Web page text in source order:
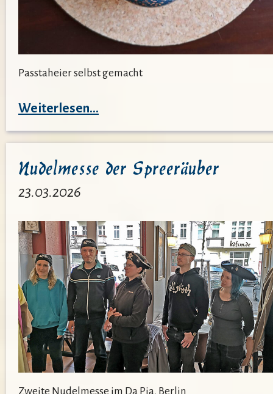
Passtaheier selbst gemacht
Weiterlesen…
Wir
kochen:
Passtaheier
Nudelmesse der Spreeräuber
23.03.2026
Zweite Nudelmesse im Da Pia, Berlin